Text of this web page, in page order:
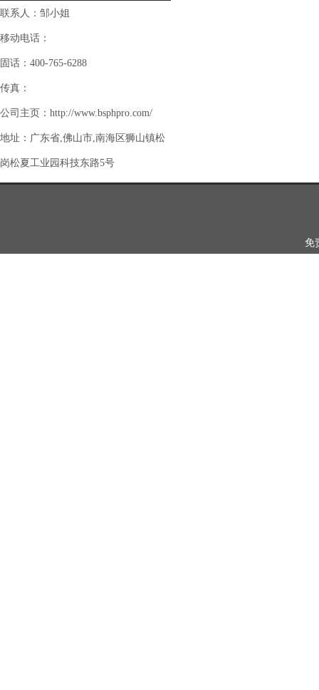
联系人：邹小姐
移动电话：
固话：400-765-6288
传真：
公司主页：http://www.bsphpro.com/
地址：广东省,佛山市,南海区狮山镇松
岗松夏工业园科技东路5号
免